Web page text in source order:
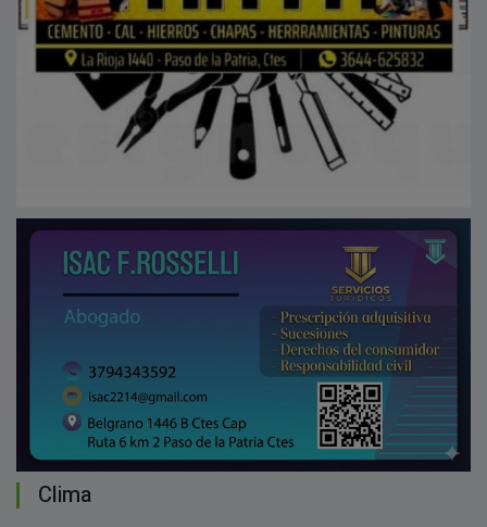
Clima